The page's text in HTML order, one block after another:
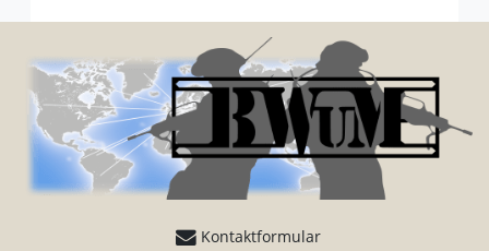
Kontaktformular